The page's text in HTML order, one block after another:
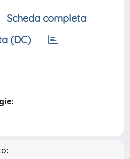
Scheda completa
(DC)